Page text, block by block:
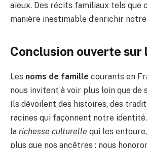
aïeux. Des récits familiaux tels que
manière inestimable d’enrichir
Conclusion ouverte sur
Les noms de famille courants en
nous invitent à voir plus loin que de
Ils dévoilent des histoires, des
racines qui façonnent notre identité.
la richesse culturelle qui les
plus que nos ancêtres : nous